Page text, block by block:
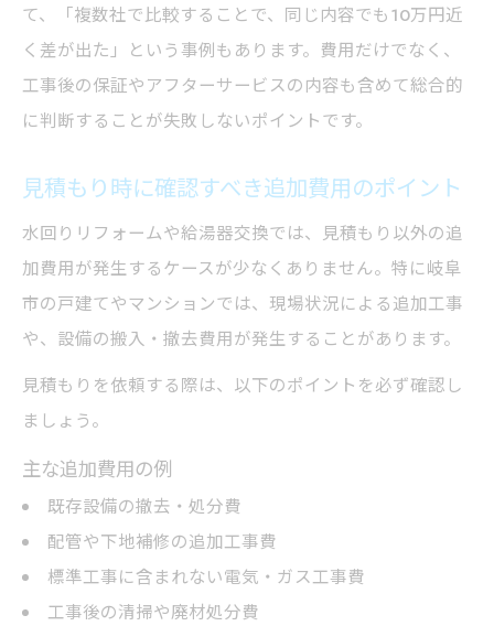
て、「複数社で比較することで、同じ内容でも10万円近
く差が出た」という事例もあります。費用だけでなく、
工事後の保証やアフターサービスの内容も含めて総合的
に判断することが失敗しないポイントです。
見積もり時に確認すべき追加費用のポイント
水回りリフォームや給湯器交換では、見積もり以外の追
加費用が発生するケースが少なくありません。特に岐阜
市の戸建てやマンションでは、現場状況による追加工事
や、設備の搬入・撤去費用が発生することがあります。
見積もりを依頼する際は、以下のポイントを必ず確認し
ましょう。
主な追加費用の例
既存設備の撤去・処分費
配管や下地補修の追加工事費
標準工事に含まれない電気・ガス工事費
工事後の清掃や廃材処分費